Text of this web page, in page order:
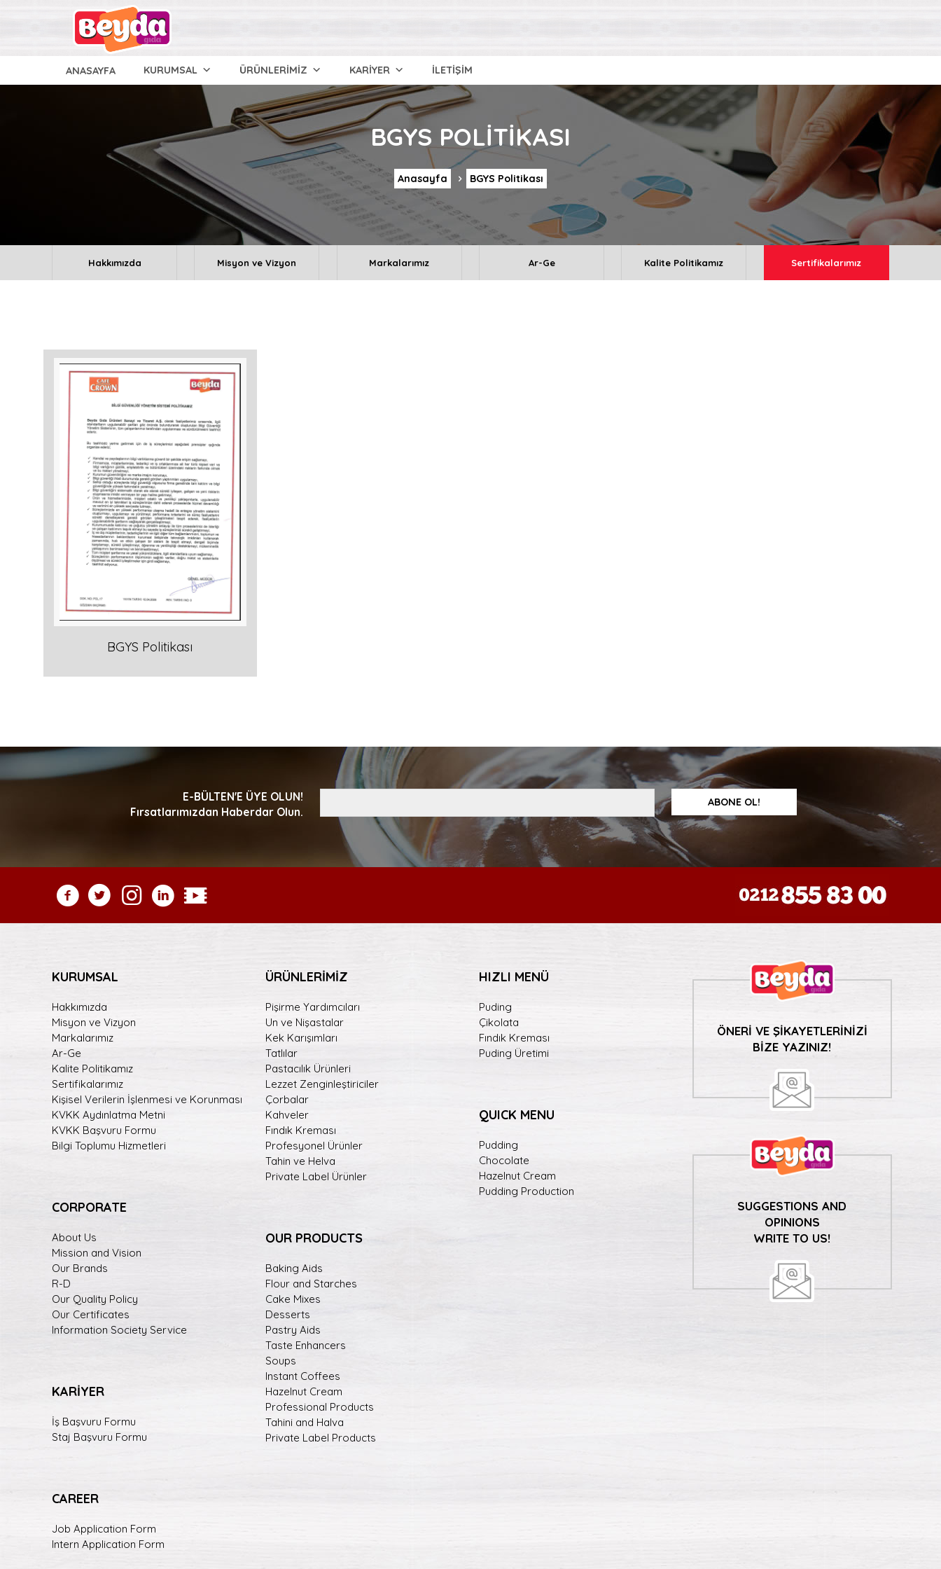
ANASAYFA KURUMSAL ÜRÜNLERİMİZ KARİYER İLETİŞİM
BGYS POLITIKASI
Anasayfa BGYS Politikası
Hakkımızda Misyon ve Vizyon Markalarımız Ar-Ge Kalite Politikamız Sertifikalarımız
BGYS Politikası
E-BÜLTEN'E ÜYE OLUN!
Fırsatlarımızdan Haberdar Olun.
KURUMSAL
Hakkımızda
Misyon ve Vizyon
Markalarımız
Ar-Ge
Kalite Politikamız
Sertifikalarımız
Kişisel Verilerin İşlenmesi ve Korunması
KVKK Aydınlatma Metni
KVKK Başvuru Formu
Bilgi Toplumu Hizmetleri
CORPORATE
About Us
Mission and Vision
Our Brands
R-D
Our Quality Policy
Our Certificates
Information Society Service
KARİYER
İş Başvuru Formu
Staj Başvuru Formu
CAREER
Job Application Form
Intern Application Form
ÜRÜNLERİMİZ
Pişirme Yardımcıları
Un ve Nişastalar
Kek Karışımları
Tatlılar
Pastacılık Ürünleri
Lezzet Zenginleştiriciler
Çorbalar
Kahveler
Fındık Kreması
Profesyonel Ürünler
Tahin ve Helva
Private Label Ürünler
OUR PRODUCTS
Baking Aids
Flour and Starches
Cake Mixes
Desserts
Pastry Aids
Taste Enhancers
Soups
Instant Coffees
Hazelnut Cream
Professional Products
Tahini and Halva
Private Label Products
HIZLI MENÜ
Puding
Çikolata
Fındık Kreması
Puding Üretimi
QUICK MENU
Pudding
Chocolate
Hazelnut Cream
Pudding Production
ÖNERİ VE ŞİKAYETLERİNİZİ
BİZE YAZINIZ!
SUGGESTIONS AND
OPINIONS
WRITE TO US!